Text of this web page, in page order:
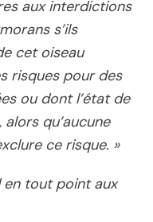
aux interdictions
s’ils
cet oiseau
risques pour des
ou dont l’état de
qu’aucune
ce risque. »
tout point aux